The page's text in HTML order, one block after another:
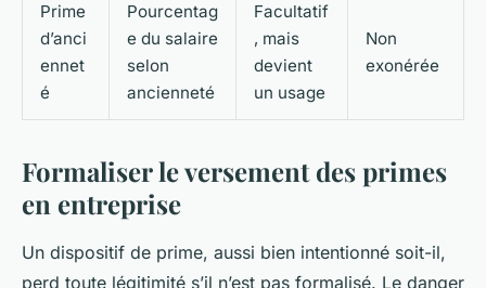
Prime
d’anci
ennet
é
Pourcentag
e du salaire
selon
ancienneté
Facultatif
, mais
devient
un usage
Non
exonérée
Formaliser le versement des primes
en entreprise
Un dispositif de prime, aussi bien intentionné soit-il,
perd toute légitimité s’il n’est pas formalisé. Le danger